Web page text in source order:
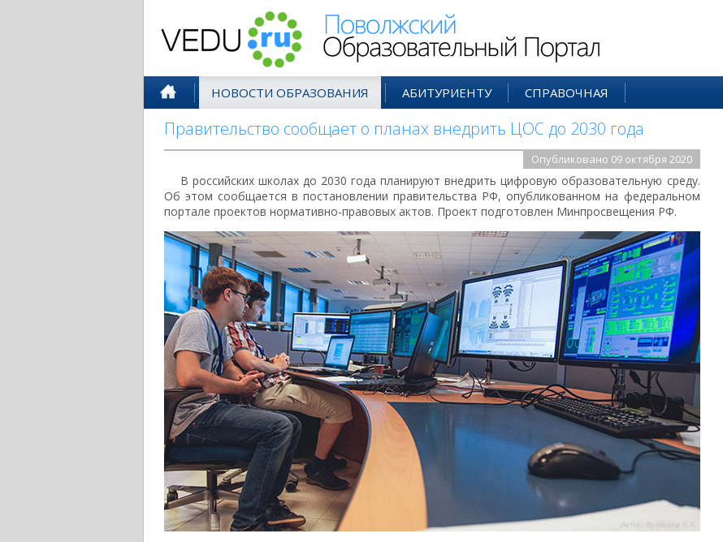
НОВОСТИ ОБРАЗОВАНИЯ АБИТУРИЕНТУ СПРАВОЧНАЯ
Правительство сообщает о планах внедрить ЦОС до 2030 года
Опубликовано 09 октября 2020
В российских школах до 2030 года планируют внедрить цифровую образовательную среду.
Об этом сообщается в постановлении правительства РФ, опубликованном на федеральном
портале проектов нормативно-правовых актов. Проект подготовлен Минпросвещения РФ.